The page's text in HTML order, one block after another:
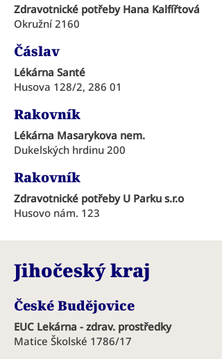
Zdravotnické potřeby Hana Kalfířtová
Okružní 2160
Čáslav
Lékárna Santé
Husova 128/2, 286 01
Rakovník
Lékárna Masarykova nem.
Dukelských hrdinu 200
Rakovník
Zdravotnické potřeby U Parku s.r.o
Husovo nám. 123
Jihočeský kraj
České Budějovice
EUC Lekárna - zdrav. prostředky
Matice Školské 1786/17